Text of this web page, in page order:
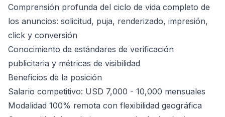
Comprensión profunda del ciclo de vida completo de
los anuncios: solicitud, puja, renderizado, impresión,
click y conversión
Conocimiento de estándares de verificación
publicitaria y métricas de visibilidad
Beneficios de la posición
Salario competitivo: USD 7,000 - 10,000 mensuales
Modalidad 100% remota con flexibilidad geográfica